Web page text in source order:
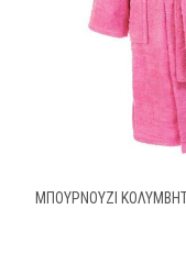
ΜΠΟΥΡΝΟΥΖΙ